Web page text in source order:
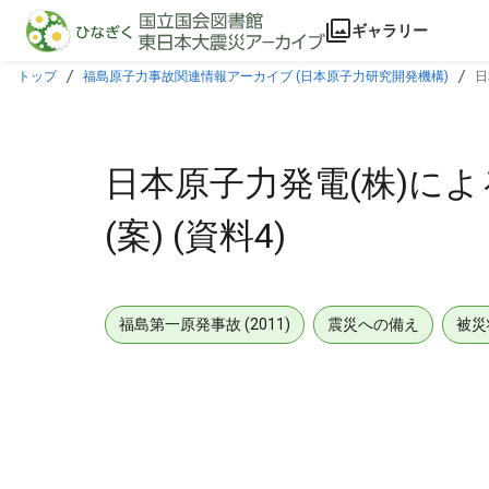
本文に飛ぶ
ギャラリー
トップ 福島原子力事故関連情報アーカイブ (日本原子力研究開発機構)
日本原子力発電(株)に
(案) (資料4)
福島第一原発事故 (2011) 震災への備え 被災